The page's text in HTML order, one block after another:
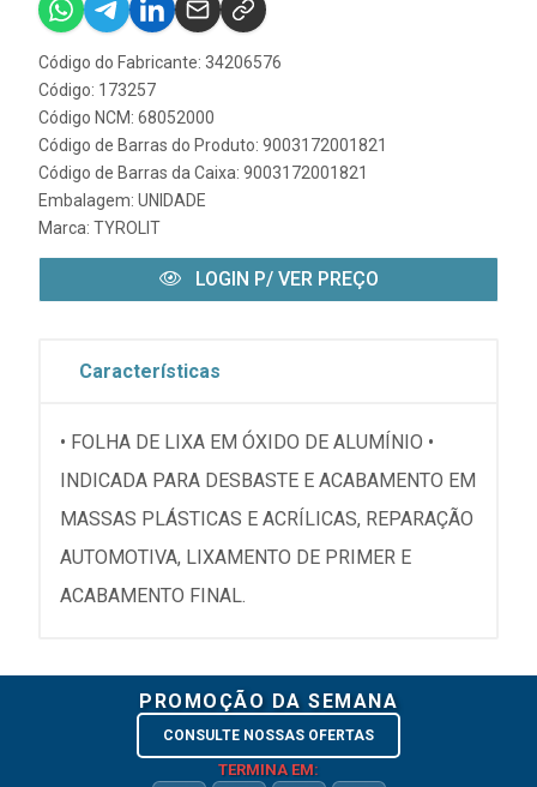
Código do Fabricante: 34206576
Código: 173257
Código NCM: 68052000
Código de Barras do Produto: 9003172001821
Código de Barras da Caixa: 9003172001821
Embalagem: UNIDADE
Marca: TYROLIT
LOGIN P/ VER PREÇO
Características
• FOLHA DE LIXA EM ÓXIDO DE ALUMÍNIO •
INDICADA PARA DESBASTE E ACABAMENTO EM
MASSAS PLÁSTICAS E ACRÍLICAS, REPARAÇÃO
AUTOMOTIVA, LIXAMENTO DE PRIMER E
ACABAMENTO FINAL.
PROMOÇÃO DA SEMANA
CONSULTE NOSSAS OFERTAS
TERMINA EM: